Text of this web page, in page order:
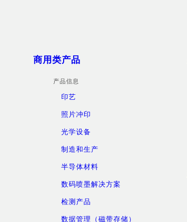
商用类产品
产品信息
印艺
照片冲印
光学设备
制造和生产
半导体材料
数码喷墨解决方案
检测产品
数据管理（磁带存储）